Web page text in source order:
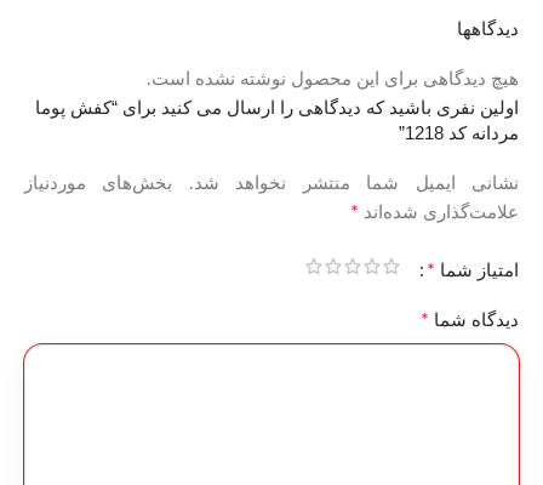
دیدگاهها
هیچ دیدگاهی برای این محصول نوشته نشده است.
اولین نفری باشید که دیدگاهی را ارسال می کنید برای “کفش پوما
مردانه کد 1218”
نشانی ایمیل شما منتشر نخواهد شد.
بخش‌های موردنیاز
علامت‌گذاری شده‌اند *
امتیاز شما *
دیدگاه شما *